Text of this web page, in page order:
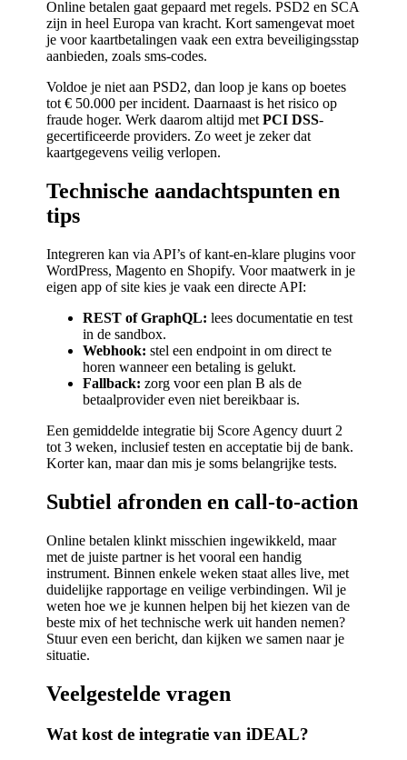
Online betalen gaat gepaard met regels. PSD2 en SCA
zijn in heel Europa van kracht. Kort samengevat moet
je voor kaartbetalingen vaak een extra beveiligingsstap
aanbieden, zoals sms-codes.
Voldoe je niet aan PSD2, dan loop je kans op boetes
tot € 50.000 per incident. Daarnaast is het risico op
fraude hoger. Werk daarom altijd metPCI DSS-
gecertificeerde providers. Zo weet je zeker dat
kaartgegevens veilig verlopen.
Technische aandachtspunten en
tips
Integreren kan via API’s of kant-en-klare plugins voor
WordPress, Magento en Shopify. Voor maatwerk in je
eigen app of site kies je vaak een directe API:
REST of GraphQL: lees documentatie en test
in de sandbox.
Webhook: stel een endpoint in om direct te
horen wanneer een betaling is gelukt.
Fallback: zorg voor een plan B als de
betaalprovider even niet bereikbaar is.
Een gemiddelde integratie bij Score Agency duurt 2
tot 3 weken, inclusief testen en acceptatie bij de bank.
Korter kan, maar dan mis je soms belangrijke tests.
Subtiel afronden en call-to-action
Online betalen klinkt misschien ingewikkeld, maar
met de juiste partner is het vooral een handig
instrument. Binnen enkele weken staat alles live, met
duidelijke rapportage en veilige verbindingen. Wil je
weten hoe we je kunnen helpen bij het kiezen van de
beste mix of het technische werk uit handen nemen?
Stuur even een bericht, dan kijken we samen naar je
situatie.
Veelgestelde vragen
Wat kost de integratie van iDEAL?